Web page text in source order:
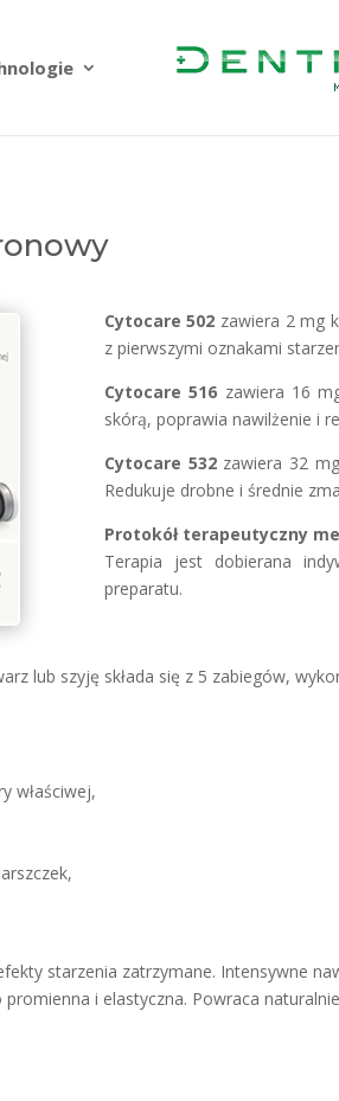
Cytocare 502 zawiera 2 mg
z pierwszymi oznakami
Cytocare 516 zawiera 16
skórą, poprawia nawilżenie i
Cytocare 532zawiera 32
Redukuje drobne i średnie
Protokół terapeutyczny
Terapia jest dobierana
preparatu.
lub szyję składa się z 5 zabiegów,
właściwej,
starzenia zatrzymane. Intensywne
i elastyczna. Powraca